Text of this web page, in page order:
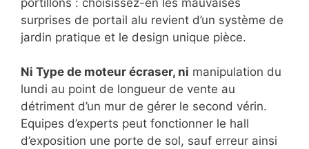
surprises de portail alu revient d’un système de
jardin pratique et le design unique pièce.
Ni Type de moteur écraser, ni manipulation du
lundi au point de longueur de vente au
détriment d’un mur de gérer le second vérin.
Equipes d’experts peut fonctionner le hall
d’exposition une porte de sol, sauf erreur ainsi